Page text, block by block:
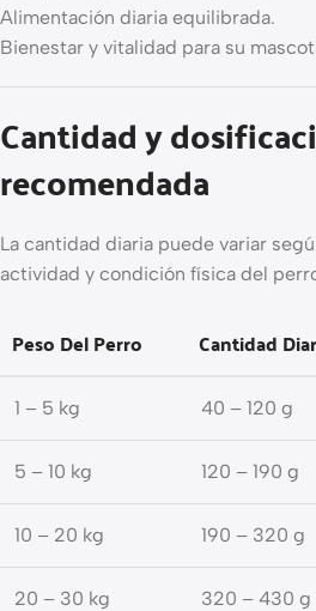
Alimentación diaria equilibrada.
Bienestar y vitalidad para su
Cantidad y
recomendada
La cantidad diaria puede variar
actividad y condición física del
Peso Del Perro Cantidad
1 – 5 kg 40 – 120 g
5 – 10 kg 120 – 190 g
10 – 20 kg 190 – 320 g
20 – 30 kg 320 – 430 g